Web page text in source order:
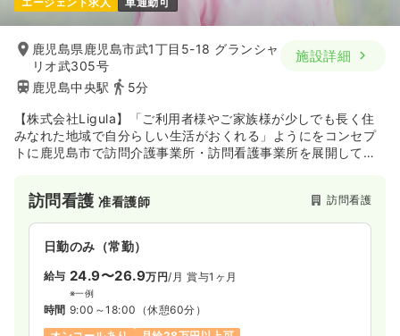
鹿児島県鹿児島市武1丁目5-18 グランシャ
リオ武305号
鹿児島中央駅
5分
施設詳細
【株式会社Ligula】「ご利用者様やご家族様が少しでも長く住
みなれた地域で自分らしい生活がおくれる」ようにをコンセプ
トに鹿児島市で訪問介護事業所・訪問看護事業所を展開してい
訪問看護准看護師 訪問看護
日勤のみ（常勤）
給与 24.9〜26.9万円/月 賞与1ヶ月
※一例
時間 9:00～18:00 （休憩60分）